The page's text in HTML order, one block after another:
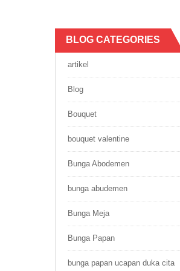
BLOG CATEGORIES
artikel
Blog
Bouquet
bouquet valentine
Bunga Abodemen
bunga abudemen
Bunga Meja
Bunga Papan
bunga papan ucapan duka cita